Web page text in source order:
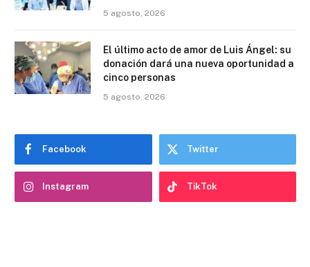
5 agosto, 2026
El último acto de amor de Luis Ángel: su
donación dará una nueva oportunidad a
cinco personas
5 agosto, 2026
Facebook Twitter
Instagram TikTok